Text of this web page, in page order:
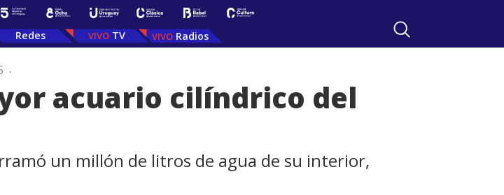
Redes TV Radios
.
acuario cilíndrico del
un millón de litros de agua de su interior,